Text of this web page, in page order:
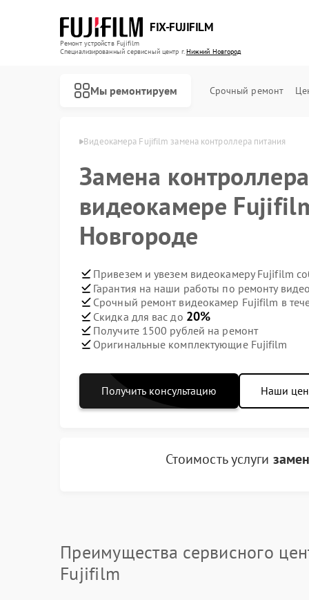
FIX-FUJIFILM
Ремонт устройств Fujifilm
Специализированный cервисный центр г.Нижний Новгород
Мы ремонтируем Срочный ремонт
Новгороде Видеокамера Fujifilm замена контроллера питания
Замена
видеокамере
Новгороде
Привезем и увезем видеокамеру Fujifilm
Гарантия на наши работы по ремонту
Срочный ремонт видеокамер Fujifilm в
Скидка для вас до 20%
Получите 1500 рублей на ремонт
Оригинальные комплектующие Fujifilm
Получить консультацию Наши
Стоимость услуги
Преимущества сервисного
Fujifilm